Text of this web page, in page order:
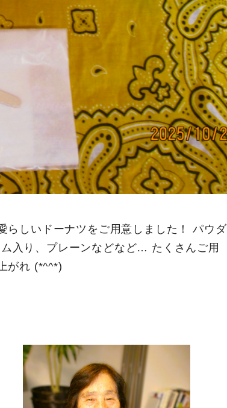
らしいドーナツをご用意しました！ パウダ
入り、プレーンなどなど… たくさんご用
がれ (*^^*)